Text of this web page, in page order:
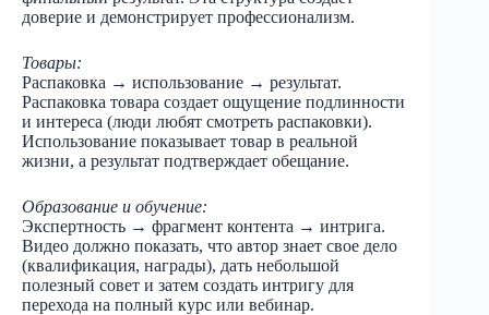
доверие и демонстрирует профессионализм.
Товары:
Распаковка → использование → результат.
Распаковка товара создает ощущение подлинности
и интереса (люди любят смотреть распаковки).
Использование показывает товар в реальной
жизни, а результат подтверждает обещание.
Образование и обучение:
Экспертность → фрагмент контента → интрига.
Видео должно показать, что автор знает свое дело
(квалификация, награды), дать небольшой
полезный совет и затем создать интригу для
перехода на полный курс или вебинар.